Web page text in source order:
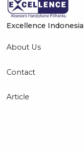
Excellence Indonesia
About Us
Contact
Article